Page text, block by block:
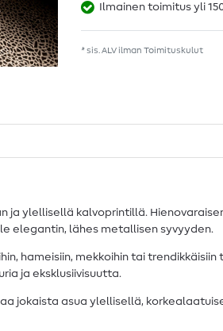
Ilmainen toimitus yli
* sis. ALV ilman Toimituskulut
ylellisellä kalvoprintillä.
elegantin, lähes metallisen syvyyden.
hameisiin, mekkoihin tai
ja eksklusiivisuutta.
jokaista asua ylellisellä,